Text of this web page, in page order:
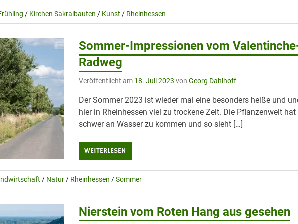
/ Kirchen Sakralbauten / Kunst / Rheinhessen
Sommer-Impressionen vom
Radweg
Veröffentlicht am 18. Juli 2023 vonGeorg Dahlhoff
Der Sommer 2023 ist wieder mal eine besonders heiße und
hier in Rheinhessen viel zu trockene Zeit. Die Pflanzenwelt hat
schwer an Wasser zu kommen und so sieht […]
WEITERLESEN
/ Natur/ Rheinhessen /Sommer
Nierstein vom Roten Hang aus gesehen